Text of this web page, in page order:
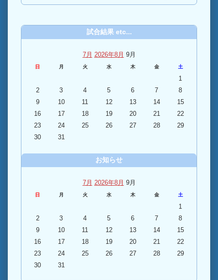
試合結果 etc...
7月 2026年8月 9月
日 月 火 水 木 金 土
1
2
3 4 5 6 7
8
9
10 11 12 13 14
15
16
17 18 19 20 21
22
23
24 25 26 27 28
29
30
31
お知らせ
7月 2026年8月 9月
日 月 火 水 木 金 土
1
2
3 4 5 6 7
8
9
10 11 12 13 14
15
16
17 18 19 20 21
22
23
24 25 26 27 28
29
30
31